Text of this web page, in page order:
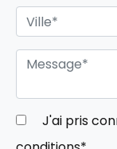
J'ai pris